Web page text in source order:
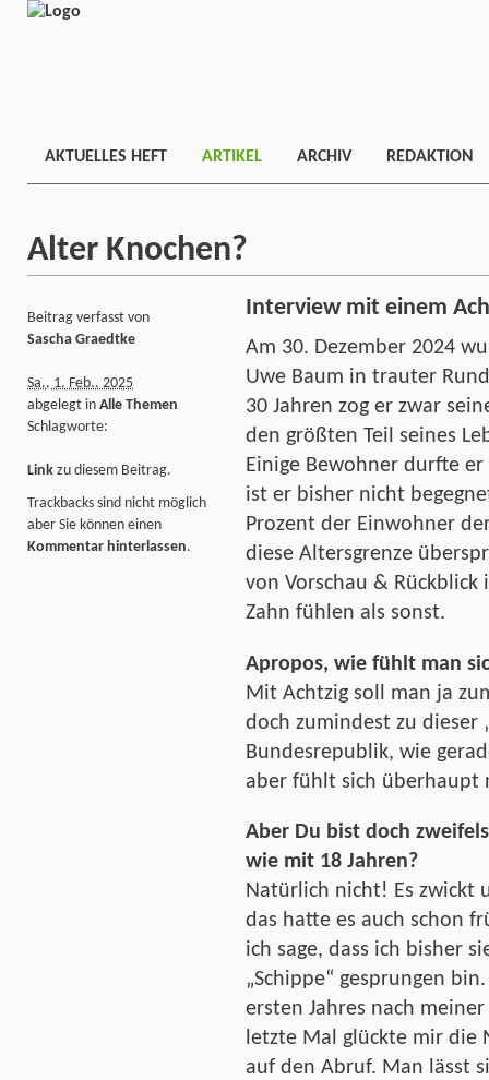
AKTUELLES HEFT ARTIKEL ARCHIV REDAKTION
Alter Knochen?
Interview mit einem
Am 30. Dezember 2024
Uwe Baum in trauter
30 Jahren zog er zwar
den größten Teil seines
Einige Bewohner durfte
ist er bisher nicht
Prozent der Einwohner
diese Altersgrenze
von Vorschau &
Zahn fühlen als sonst.
Apropos, wie fühlt man
Mit Achtzig soll man ja
doch zumindest zu dieser
Bundesrepublik, wie
aber fühlt sich überhaupt
Aber Du bist doch
wie mit 18 Jahren?
Natürlich nicht! Es zwickt
das hatte es auch schon
ich sage, dass ich bisher
„Schippe“ gesprungen
ersten Jahres nach
letzte Mal glückte mir die
auf den Abruf. Man lässt
Beitrag verfasst von
Sascha Graedtke
Sa., 1. Feb.. 2025
abgelegt in Alle Themen
Schlagworte:
Link zu diesem Beitrag.
Trackbacks sind nicht möglich
aber Sie können einen
Kommentar hinterlassen.